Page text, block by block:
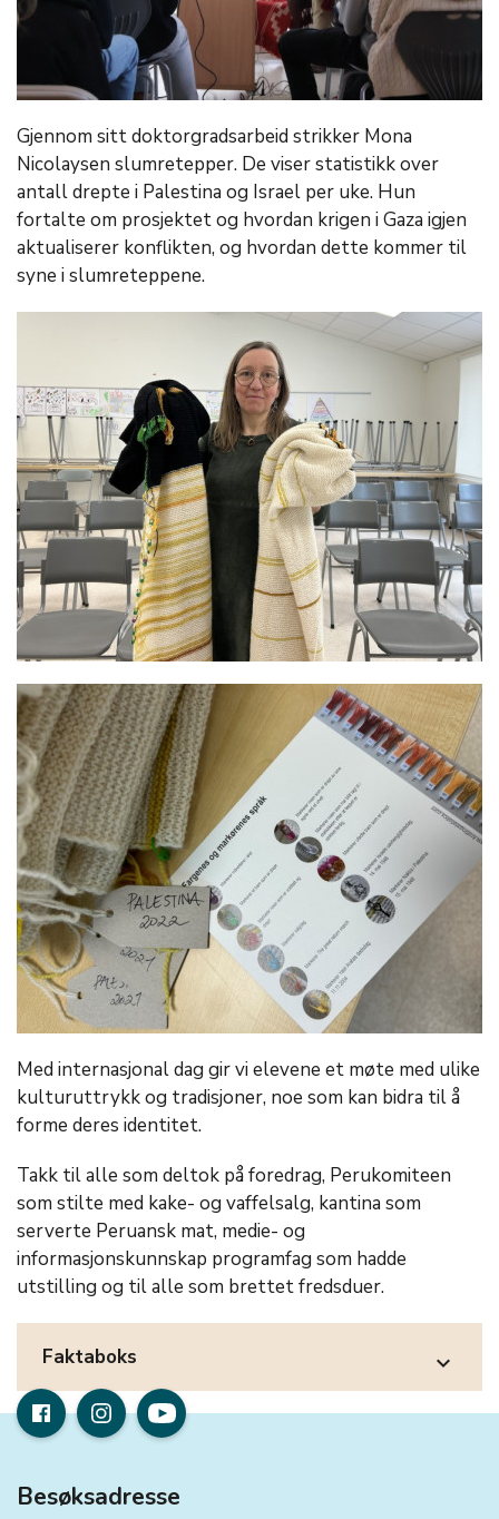
Gjennom sitt doktorgradsarbeid strikker Mona
Nicolaysen slumretepper. De viser statistikk over
antall drepte i Palestina og Israel per uke. Hun
fortalte om prosjektet og hvordan krigen i Gaza igjen
aktualiserer konflikten, og hvordan dette kommer til
syne i slumreteppene.
Med internasjonal dag gir vi elevene et møte med ulike
kulturuttrykk og tradisjoner, noe som kan bidra til å
forme deres identitet.
Takk til alle som deltok på foredrag, Perukomiteen
som stilte med kake- og vaffelsalg, kantina som
serverte Peruansk mat, medie- og
informasjonskunnskap programfag som hadde
utstilling og til alle som brettet fredsduer.
Faktaboks expand_more
Besøksadresse